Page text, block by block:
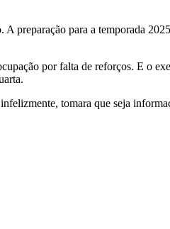
para a temporada
por falta de reforços. E o
tomara que seja